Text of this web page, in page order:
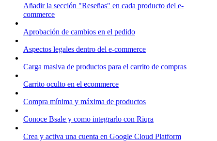
Añadir la sección "Reseñas" en cada producto del e-
commerce
Aprobación de cambios en el pedido
Aspectos legales dentro del e-commerce
Carga masiva de productos para el carrito de compras
Carrito oculto en el ecommerce
Compra mínima y máxima de productos
Conoce Bsale y como integrarlo con Riqra
Crea y activa una cuenta en Google Cloud Platform